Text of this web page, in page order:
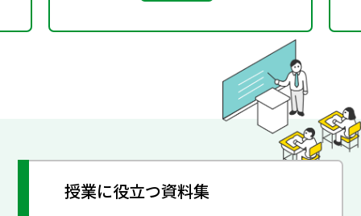
授業に役立つ資料集